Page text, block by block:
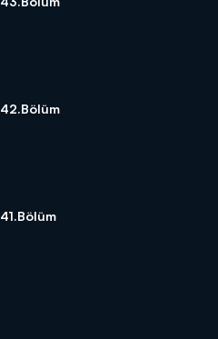
42.Bölüm
41.Bölüm